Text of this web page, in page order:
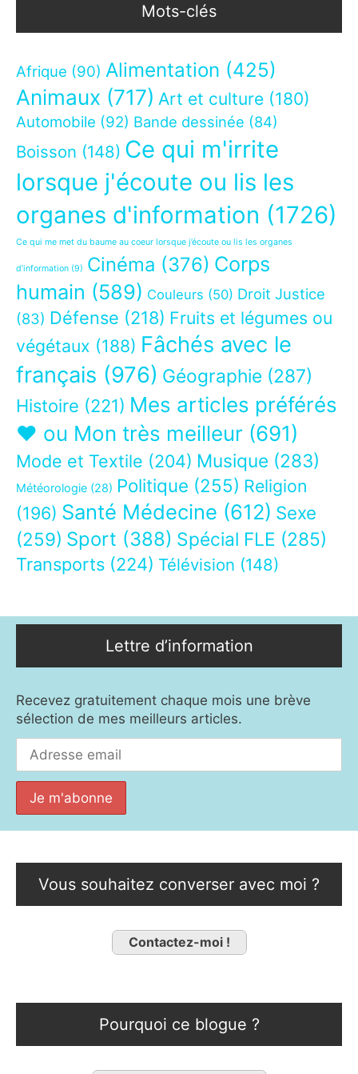
Mots-clés
Afrique (90) Alimentation (425)
Animaux (717) Art et culture (180)
Automobile (92) Bande dessinée (84)
Boisson (148) Ce qui m'irrite
lorsque j'écoute ou lis les
organes d'information (1726)
Ce qui me met du baume au coeur lorsque j’écoute ou lis les organes
d’information (9) Cinéma (376) Corps
humain (589) Couleurs (50) Droit Justice
(83) Défense (218) Fruits et légumes ou
végétaux (188) Fâchés avec le
français (976) Géographie (287)
Histoire (221) Mes articles préférés
❤ ou Mon très meilleur (691)
Mode et Textile (204) Musique (283)
Météorologie (28) Politique (255) Religion
(196) Santé Médecine (612) Sexe
(259) Sport (388) Spécial FLE (285)
Transports (224) Télévision (148)
Lettre d’information
Recevez gratuitement chaque mois une brève
sélection de mes meilleurs articles.
Vous souhaitez converser avec moi ?
Contactez-moi !
Pourquoi ce blogue ?